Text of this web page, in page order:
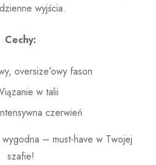
wyjścia.
Cechy:
oversize’owy fason
w talii
czerwień
– must-have w Twojej
szafie!